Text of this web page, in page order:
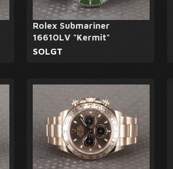
Rolex Submariner
16610LV "Kermit"
SOLGT